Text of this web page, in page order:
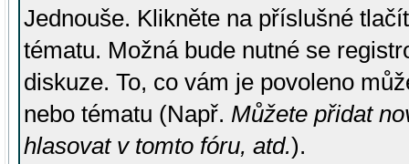
Jednouše. Klikněte na příslušné
tématu. Možná bude nutné se
diskuze. To, co vám je povoleno
nebo tématu (Např. Můžete přidat
hlasovat v tomto fóru, atd.).